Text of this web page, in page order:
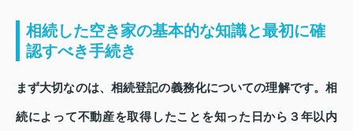
相続した空き家の基本的な知識と最初に確
認すべき手続き
まず大切なのは、相続登記の義務化についての理解です。相
続によって不動産を取得したことを知った日から３年以内